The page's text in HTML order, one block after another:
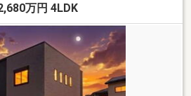
万円 4LDK